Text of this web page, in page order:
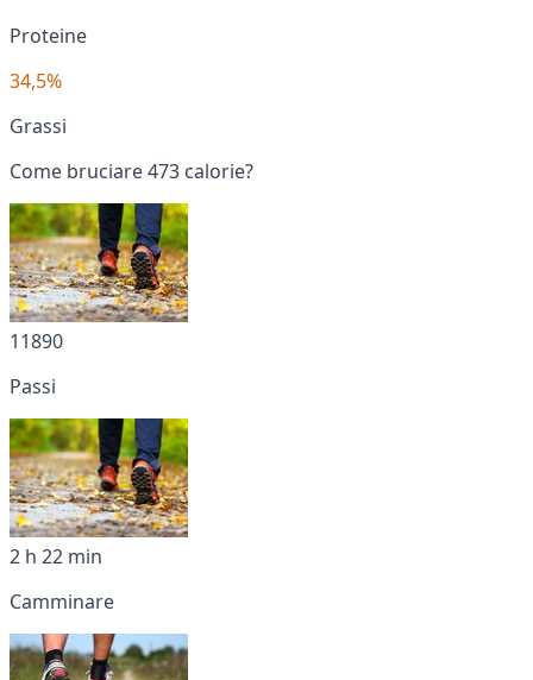
Proteine
34,5%
Grassi
Come bruciare 473 calorie?
11890
Passi
2 h 22 min
Camminare